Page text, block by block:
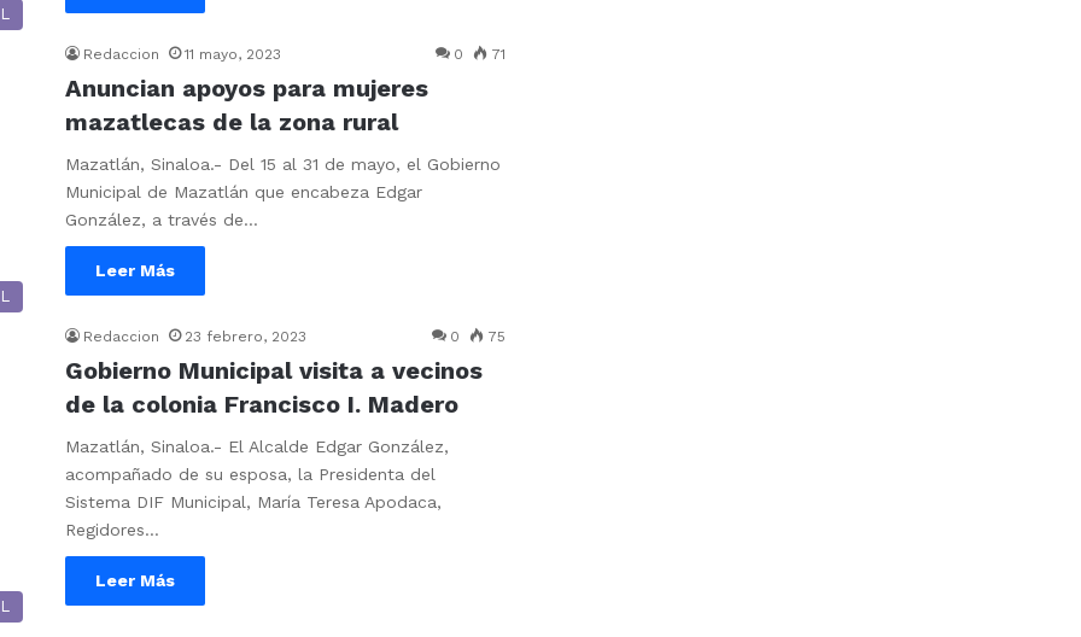
Redaccion 11 mayo, 2023 0 71
Anuncian apoyos para mujeres
mazatlecas de la zona rural
Mazatlán, Sinaloa.- Del 15 al 31 de mayo, el Gobierno
Municipal de Mazatlán que encabeza Edgar
González, a través de…
Leer Más
Redaccion 23 febrero, 2023 0 75
Gobierno Municipal visita a vecinos
de la colonia Francisco I. Madero
Mazatlán, Sinaloa.- El Alcalde Edgar González,
acompañado de su esposa, la Presidenta del
Sistema DIF Municipal, María Teresa Apodaca,
Regidores…
Leer Más